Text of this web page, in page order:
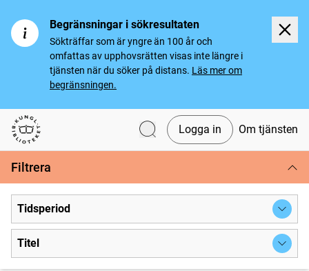
Begränsningar i sökresultaten
Sökträffar som är yngre än 100 år och
omfattas av upphovsrätten visas inte längre i
tjänsten när du söker på distans. Läs mer om
begränsningen.
Svenska tidningar
Logga in Om tjänsten
Filtrera
Tidsperiod
Titel